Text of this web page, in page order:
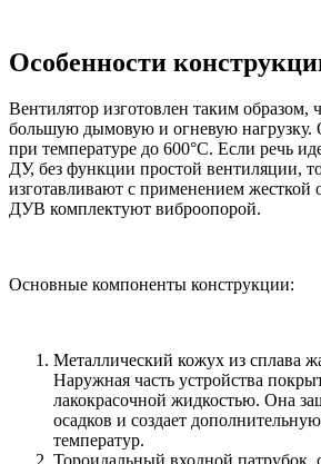
Особенности
Вентилятор изготовлен таким образом,
большую дымовую и огневую нагрузку.
при температуре до 600°С. Если речь
ДУ, без функции простой вентиляции,
изготавливают с применением
ДУВ комплектуют виброопорой.
Основные компоненты конструкции:
Металлический кожух из сплава
Наружная часть устройства
лакокрасочной жидкостью. Она
осадков и создает
температур.